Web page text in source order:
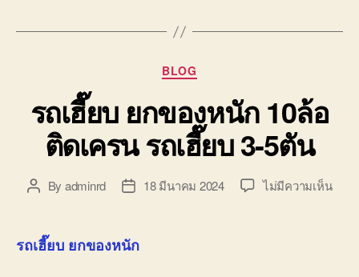
Categories
BLOG
รถเฮี๊ยบ ยกของหนัก 10ล้อ
ติดเครน รถเฮี๊ยบ 3-5ตัน
PostBy adminrd
Post18 มีนาคม 2024 ไม่มีความเห็นบน
รถเฮี๊ยบ ยกของหนัก